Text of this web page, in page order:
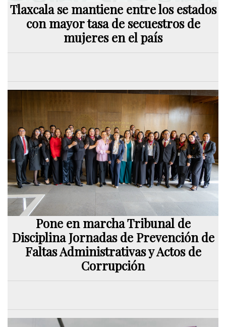
Tlaxcala se mantiene entre los estados
con mayor tasa de secuestros de
mujeres en el país
Pone en marcha Tribunal de
Disciplina Jornadas de Prevención de
Faltas Administrativas y Actos de
Corrupción